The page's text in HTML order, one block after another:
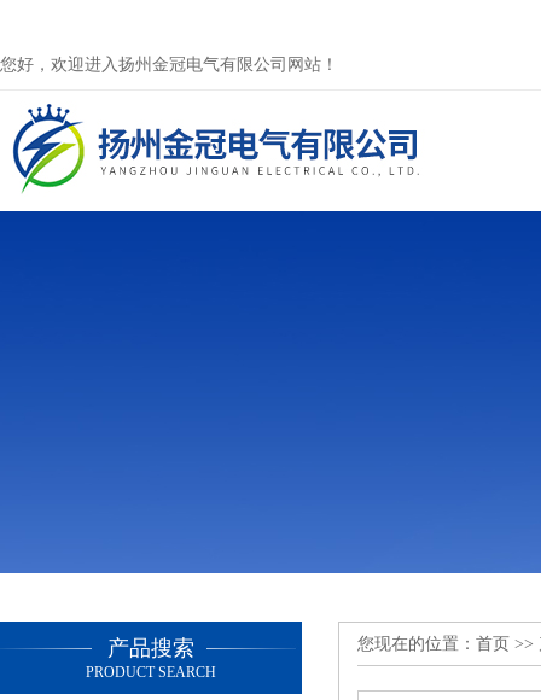
您好，欢迎进入扬州金冠电气有限公司网站！
产品搜索
PRODUCT SEARCH
您现在的位置： 首页 >>